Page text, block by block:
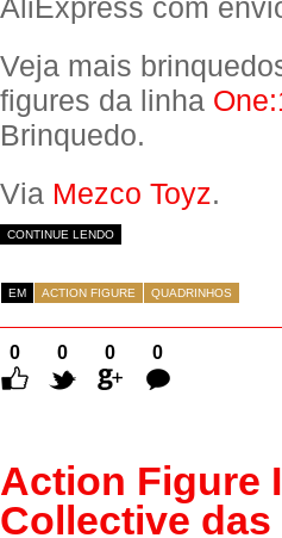
AliExpress com
Veja mais
figures da linha
Brinquedo.
Via Mezco Toyz.
CONTINUE LENDO
EM ACTION FIGURE QUADRINHOS
0 0 0
0
Comentários
Action Figure
Collective